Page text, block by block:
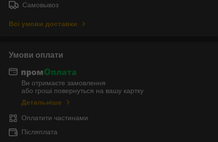
Самовывоз
Всі умови доставки
Умови оплати
Ви отримаєте замовлення
або гроші повернуться на вашу картку
Детальніше
Оплатити частинами
Післяплата